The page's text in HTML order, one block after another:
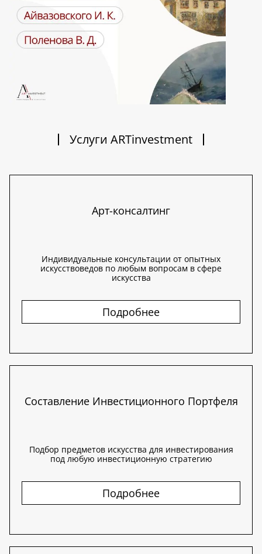
Услуги ARTinvestment
Арт-консалтинг
Индивидуальные консультации от опытных
искусствоведов по любым вопросам в сфере
искусства
Подробнее
Составление Инвестиционного Портфеля
Подбор предметов искусства для инвестирования
под любую инвестиционную стратегию
Подробнее